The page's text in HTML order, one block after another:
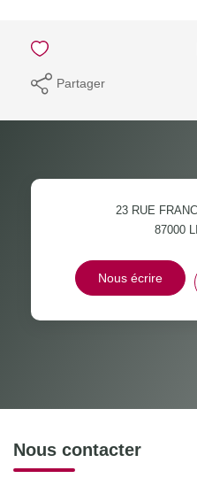
Partager
23 RUE
87000
Nous écrire
Nous contacter